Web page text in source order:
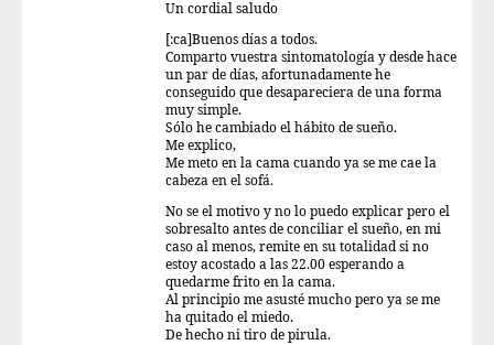
Un cordial saludo
[:ca]Buenos días a todos.
Comparto vuestra sintomatología y desde hace
un par de días, afortunadamente he
conseguido que desapareciera de una forma
muy simple.
Sólo he cambiado el hábito de sueño.
Me explico,
Me meto en la cama cuando ya se me cae la
cabeza en el sofá.
No se el motivo y no lo puedo explicar pero el
sobresalto antes de conciliar el sueño, en mi
caso al menos, remite en su totalidad si no
estoy acostado a las 22.00 esperando a
quedarme frito en la cama.
Al principio me asusté mucho pero ya se me
ha quitado el miedo.
De hecho ni tiro de pirula.